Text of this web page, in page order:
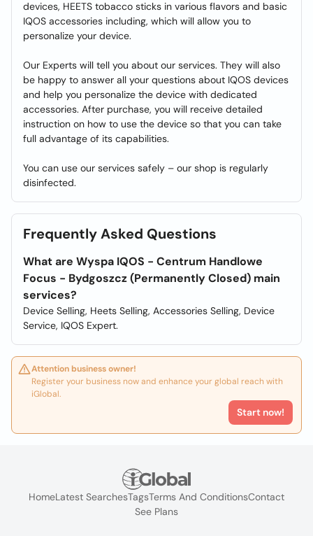
devices, HEETS tobacco sticks in various flavors and basic
IQOS accessories including, which will allow you to
personalize your device.
Our Experts will tell you about our services. They will also
be happy to answer all your questions about IQOS devices
and help you personalize the device with dedicated
accessories. After purchase, you will receive detailed
instruction on how to use the device so that you can take
full advantage of its capabilities.
You can use our services safely – our shop is regularly
disinfected.
Frequently Asked Questions
What are Wyspa IQOS - Centrum Handlowe
Focus - Bydgoszcz (Permanently Closed) main
services?
Device Selling, Heets Selling, Accessories Selling, Device
Service, IQOS Expert.
Attention business owner!
Register your business now and enhance your global reach with
iGlobal.
Start now!
HomeLatest SearchesTagsTerms And ConditionsContact
See Plans